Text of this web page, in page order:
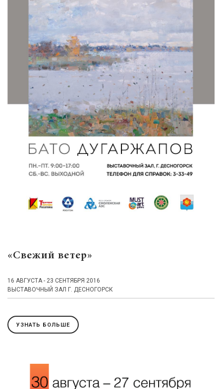
«Свежий ветер»
16 АВГУСТА - 23 СЕНТЯБРЯ 2016
ВЫСТАВОЧНЫЙ ЗАЛ Г. ДЕСНОГОРСК
УЗНАТЬ БОЛЬШЕ